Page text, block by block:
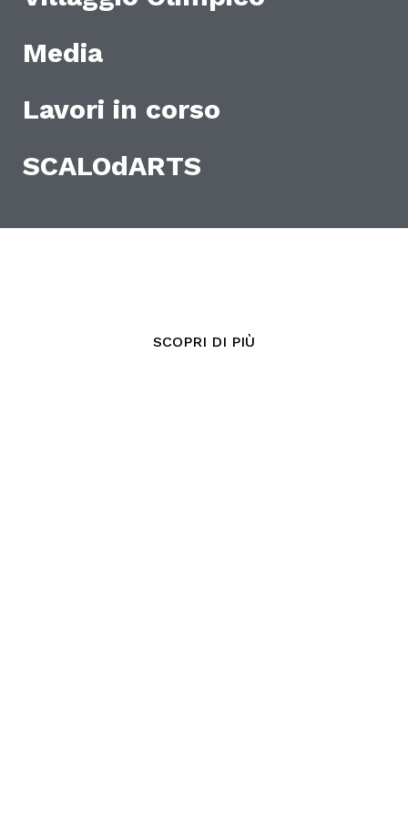
Media
Lavori in corso
SCALOdARTS
SCOPRI DI PIÙ